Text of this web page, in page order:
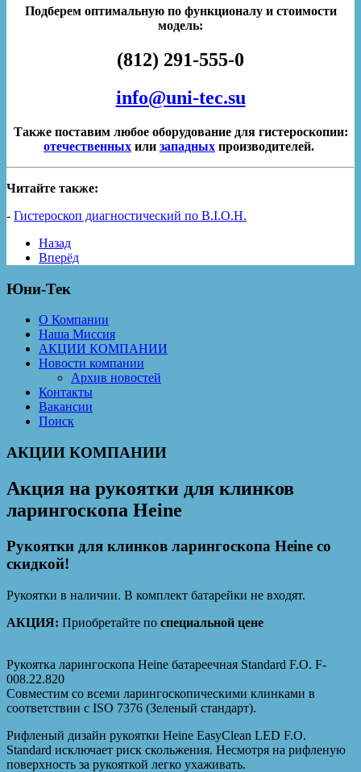
Подберем оптимальную по функционалу и стоимости
модель:
(812) 291-555-0
info@uni-tec.su
Также поставим любое оборудование для гистероскопии:
отечественных или западных производителей.
Читайте также:
- Гистероскоп диагностический по B.I.O.H.
Назад
Вперёд
Юни-Тек
О Компании
Наша Миссия
АКЦИИ КОМПАНИИ
Новости компании
Архив новостей
Контакты
Вакансии
Поиск
АКЦИИ КОМПАНИИ
Акция на рукоятки для клинков
ларингоскопа Heine
Рукоятки для клинков ларингоскопа Heine со
скидкой!
Рукоятки в наличии. В комплект батарейки не входят.
АКЦИЯ: Приобретайте по специальной цене
Рукоятка ларингоскопа Heine батареечная Standard F.O. F-
008.22.820
Совместим со всеми ларингоскопическими клинками в
соответствии с ISO 7376 (Зеленый стандарт).
Рифленый дизайн рукоятки Heine EasyClean LED F.O.
Standard исключает риск скольжения. Несмотря на рифленую
поверхность за рукояткой легко ухаживать.